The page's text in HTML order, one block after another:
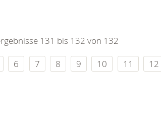
131 bis 132 von 132
6 7 8 9 10 11 12